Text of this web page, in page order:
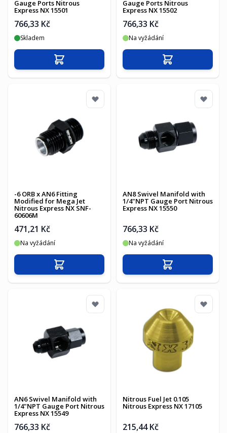
Gauge Ports Nitrous
Express NX 15501
766,33 Kč
Skladem
Přidat do košíku
Gauge Ports Nitrous
Express NX 15502
766,33 Kč
Na vyžádání
Přidat do košíku
-6 ORB x AN6 Fitting
Modified for Mega Jet
Nitrous Express NX SNF-
60606M
471,21 Kč
Na vyžádání
Přidat do košíku
AN8 Swivel Manifold with
1/4"NPT Gauge Port Nitrous
Express NX 15550
766,33 Kč
Na vyžádání
Přidat do košíku
AN6 Swivel Manifold with
1/4"NPT Gauge Port Nitrous
Express NX 15549
766,33 Kč
Nitrous Fuel Jet 0.105
Nitrous Express NX 17105
215,44 Kč